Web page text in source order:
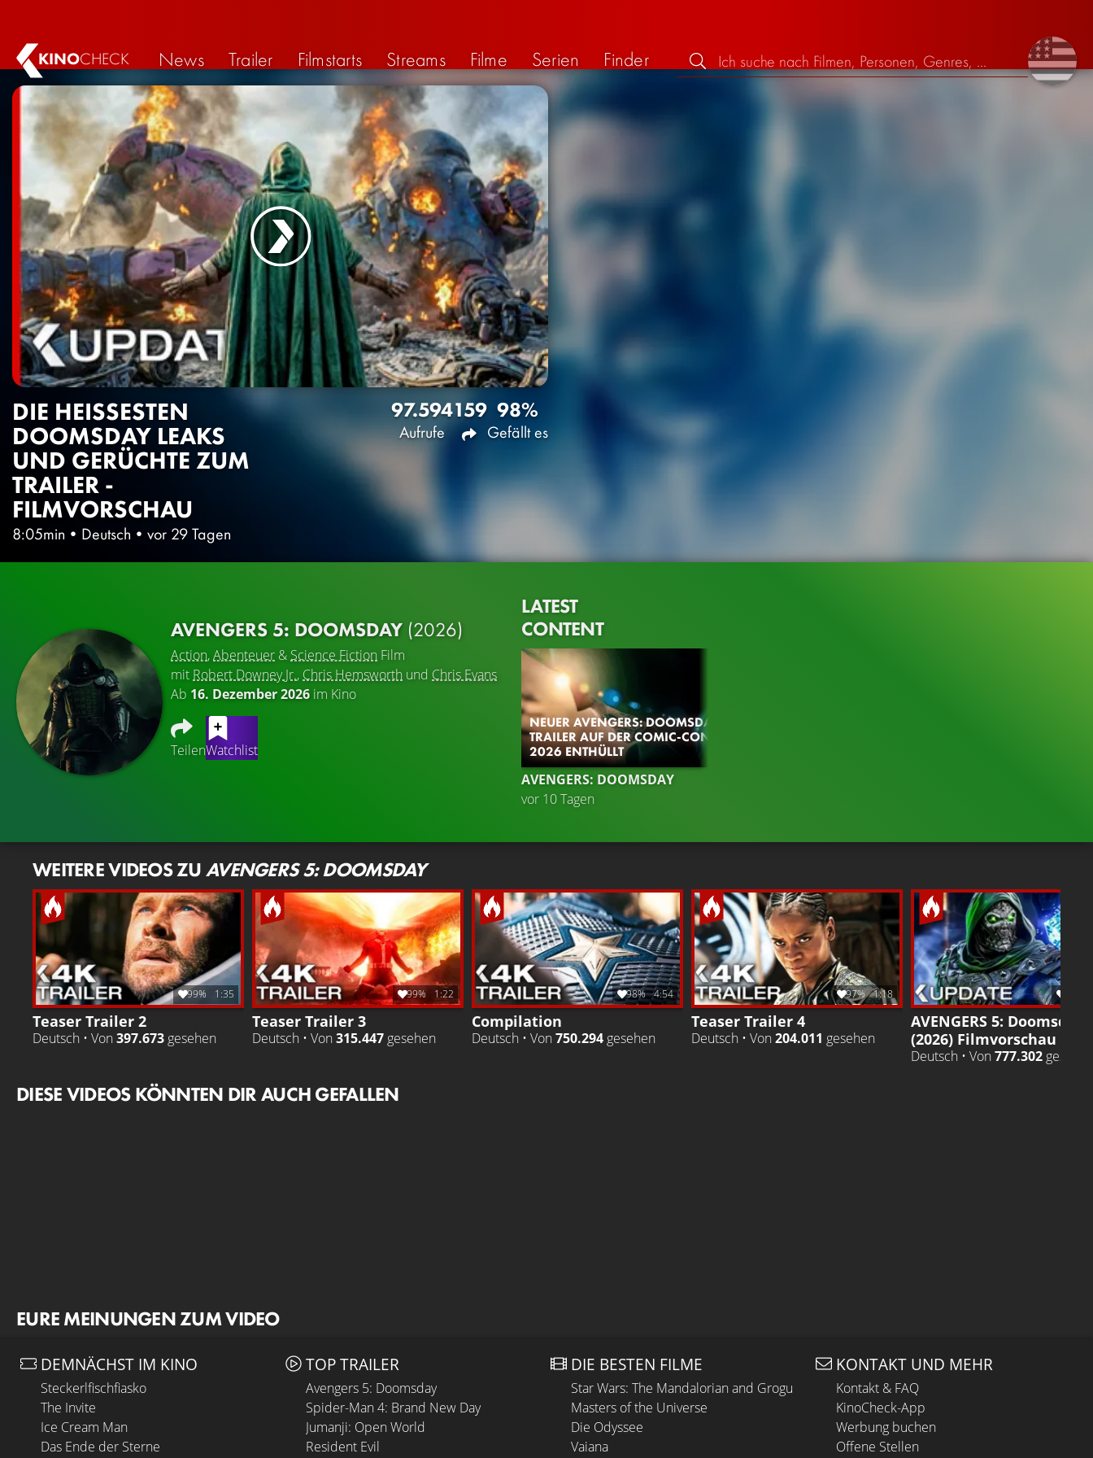
KINOCHECK News Trailer Filmstarts Streams Filme Serien Finder
DIE HEISSESTEN D
OOMSDAY LEAKS U
ND GERÜCHTE ZUM T
RAILER - F
ILMVORSCHAU
8:05min • Deutsch • vor 29 Tagen
97.594
Aufrufe
159 98%
Gefällt es
AVENGERS 5: DOOMSDAY (2026)
Action,Abenteuer & Science Fiction Film
mit Robert Downey Jr., Chris Hemsworth und Chris Evans
Ab 16. Dezember 2026 im Kino
TeilenWatchlist
LATEST
CONTENT
NEUER AVENGERS: DOOMSDAY
TRAILER AUF DER COMIC-CON
2026 ENTHÜLLT
AVENGERS: DOOMSDAY
vor 10 Tagen
WEITERE VIDEOS ZUAVENGERS 5: DOOMSDAY
99% 1:35
Teaser Trailer 2
Deutsch • Von 397.673 gesehen
99% 1:22
Teaser Trailer 3
Deutsch • Von 315.447 gesehen
98% 4:54
Compilation
Deutsch • Von 750.294 gesehen
97% 1:18
Teaser Trailer 4
Deutsch • Von 204.011 gesehen
AVENGERS 5: Doomsday
(2026) Filmvorschau
Deutsch • Von 777.302
DIESE VIDEOS KÖNNTEN DIR AUCH GEFALLEN
EURE MEINUNGEN ZUM VIDEO
DEMNÄCHST IM KINO
Steckerlfischfiasko
The Invite
Ice Cream Man
Das Ende der Sterne
TOP TRAILER
Avengers 5: Doomsday
Spider-Man 4: Brand New Day
Jumanji: Open World
Resident Evil
DIE BESTEN FILME
Star Wars: The Mandalorian and Grogu
Masters of the Universe
Die Odyssee
Vaiana
KONTAKT UND MEHR
Kontakt & FAQ
KinoCheck-App
Werbung buchen
Offene Stellen